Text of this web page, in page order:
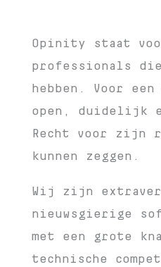
Opinity staat
professionals
hebben. Voor
open, duidelijk
Recht voor zijn
kunnen zeggen.
Wij zijn
nieuwsgierige
met een grote
technische